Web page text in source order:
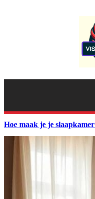
Hoe maak je je